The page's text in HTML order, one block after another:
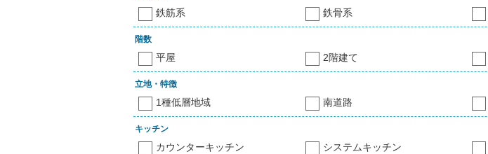
鉄筋系 鉄骨系
階数
平屋 2階建て
立地・特徴
1種低層地域 南道路
キッチン
カウンターキッチン システムキッチン